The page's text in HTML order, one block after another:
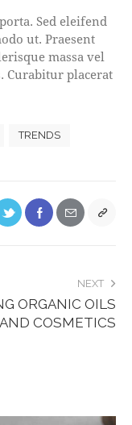
Sed eleifend
ut. Praesent
massa vel
Curabitur placerat
TRENDS
NEXT
ORGANIC OILS
AND COSMETICS